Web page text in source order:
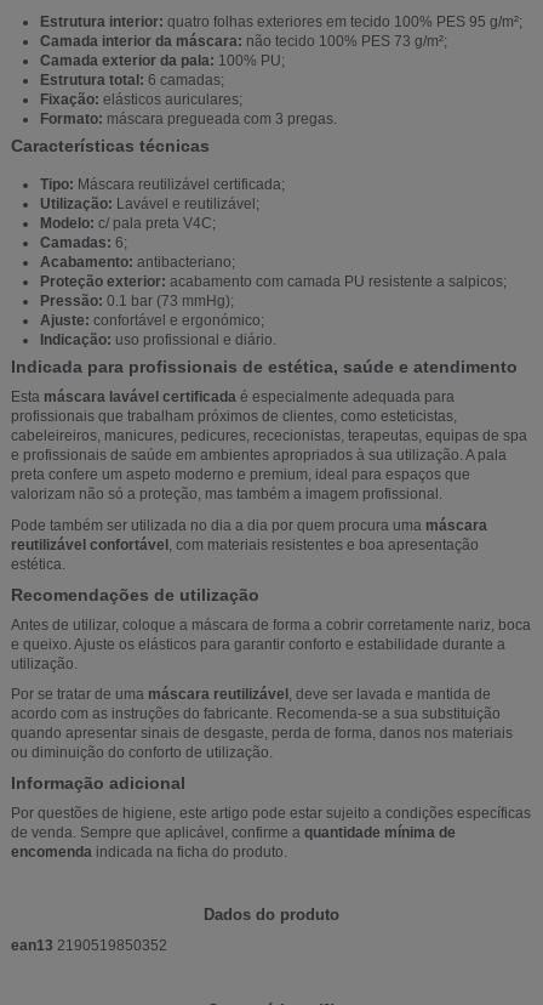
Estrutura interior: quatro folhas exteriores em tecido 100% PES 95 g/m²;
Camada interior da máscara: não tecido 100% PES 73 g/m²;
Camada exterior da pala: 100% PU;
Estrutura total: 6 camadas;
Fixação: elásticos auriculares;
Formato: máscara pregueada com 3 pregas.
Características técnicas
Tipo: Máscara reutilizável certificada;
Utilização: Lavável e reutilizável;
Modelo: c/ pala preta V4C;
Camadas: 6;
Acabamento: antibacteriano;
Proteção exterior: acabamento com camada PU resistente a salpicos;
Pressão: 0.1 bar (73 mmHg);
Ajuste: confortável e ergonómico;
Indicação: uso profissional e diário.
Indicada para profissionais de estética, saúde e atendimento
Esta máscara lavável certificada é especialmente adequada para
profissionais que trabalham próximos de clientes, como esteticistas,
cabeleireiros, manicures, pedicures, rececionistas, terapeutas, equipas de spa
e profissionais de saúde em ambientes apropriados à sua utilização. A pala
preta confere um aspeto moderno e premium, ideal para espaços que
valorizam não só a proteção, mas também a imagem profissional.
Pode também ser utilizada no dia a dia por quem procura uma máscara
reutilizável confortável , com materiais resistentes e boa apresentação
estética.
Recomendações de utilização
Antes de utilizar, coloque a máscara de forma a cobrir corretamente nariz, boca
e queixo. Ajuste os elásticos para garantir conforto e estabilidade durante a
utilização.
Por se tratar de uma máscara reutilizável , deve ser lavada e mantida de
acordo com as instruções do fabricante. Recomenda-se a sua substituição
quando apresentar sinais de desgaste, perda de forma, danos nos materiais
ou diminuição do conforto de utilização.
Informação adicional
Por questões de higiene, este artigo pode estar sujeito a condições específicas
de venda. Sempre que aplicável, confirme a quantidade mínima de
encomenda indicada na ficha do produto.
Dados do produto
ean13 2190519850352